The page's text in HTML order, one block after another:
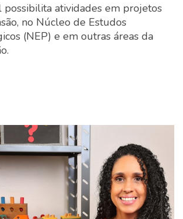
possibilita atividades em projetos
no Núcleo de Estudos
(NEP) e em outras áreas da